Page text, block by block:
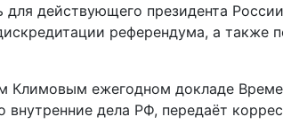
действующего президента
референдума, а также
Климовым ежегодном докладе
дела РФ, передаёт